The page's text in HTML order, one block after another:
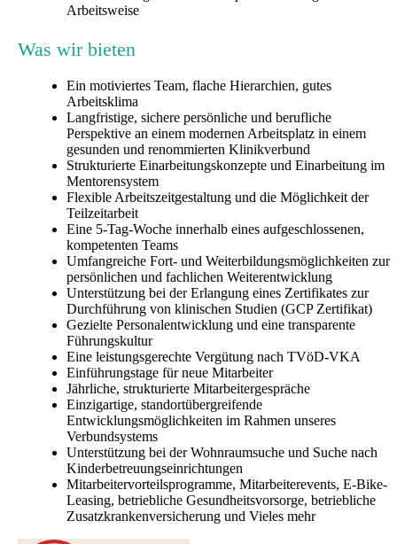
Arbeitsweise
Was wir bieten
Ein motiviertes Team, flache Hierarchien, gutes
Arbeitsklima
Langfristige, sichere persönliche und berufliche
Perspektive an einem modernen Arbeitsplatz in einem
gesunden und renommierten Klinikverbund
Strukturierte Einarbeitungskonzepte und Einarbeitung im
Mentorensystem
Flexible Arbeitszeitgestaltung und die Möglichkeit der
Teilzeitarbeit
Eine 5-Tag-Woche innerhalb eines aufgeschlossenen,
kompetenten Teams
Umfangreiche Fort- und Weiterbildungsmöglichkeiten zur
persönlichen und fachlichen Weiterentwicklung
Unterstützung bei der Erlangung eines Zertifikates zur
Durchführung von klinischen Studien (GCP Zertifikat)
Gezielte Personalentwicklung und eine transparente
Führungskultur
Eine leistungsgerechte Vergütung nach TVöD-VKA
Einführungstage für neue Mitarbeiter
Jährliche, strukturierte Mitarbeitergespräche
Einzigartige, standortübergreifende
Entwicklungsmöglichkeiten im Rahmen unseres
Verbundsystems
Unterstützung bei der Wohnraumsuche und Suche nach
Kinderbetreuungseinrichtungen
Mitarbeitervorteilsprogramme, Mitarbeiterevents, E-Bike-
Leasing, betriebliche Gesundheitsvorsorge, betriebliche
Zusatzkrankenversicherung und Vieles mehr